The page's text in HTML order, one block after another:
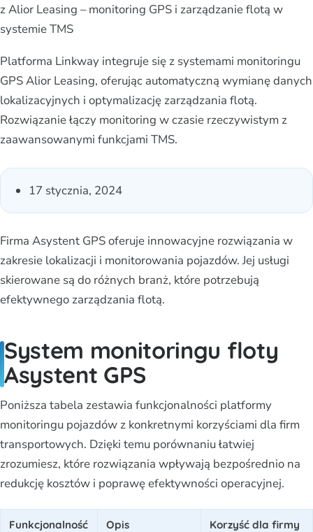
z Alior Leasing – monitoring GPS i zarządzanie flotą w
systemie TMS
Platforma Linkway integruje się z systemami monitoringu
GPS Alior Leasing, oferując automatyczną wymianę danych
lokalizacyjnych i optymalizację zarządzania flotą.
Rozwiązanie łączy monitoring w czasie rzeczywistym z
zaawansowanymi funkcjami TMS.
17 stycznia, 2024
Firma Asystent GPS oferuje innowacyjne rozwiązania w
zakresie lokalizacji i monitorowania pojazdów. Jej usługi
skierowane są do różnych branż, które potrzebują
efektywnego zarządzania flotą.
System monitoringu floty
Asystent GPS
Poniższa tabela zestawia funkcjonalności platformy
monitoringu pojazdów z konkretnymi korzyściami dla firm
transportowych. Dzięki temu porównaniu łatwiej
zrozumiesz, które rozwiązania wpływają bezpośrednio na
redukcję kosztów i poprawę efektywności operacyjnej.
Funkcjonalność Opis Korzyść dla firmy